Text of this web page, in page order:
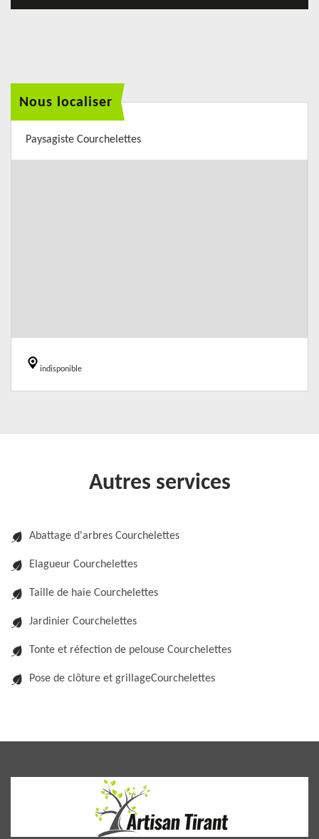
Nous localiser
Paysagiste Courchelettes
indisponible
Autres services
Abattage d'arbres Courchelettes
Elagueur Courchelettes
Taille de haie Courchelettes
Jardinier Courchelettes
Tonte et réfection de pelouse Courchelettes
Pose de clôture et grillageCourchelettes